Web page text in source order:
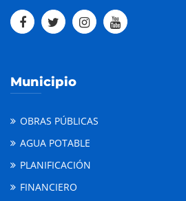
Municipio
OBRAS PÚBLICAS
AGUA POTABLE
PLANIFICACIÓN
FINANCIERO